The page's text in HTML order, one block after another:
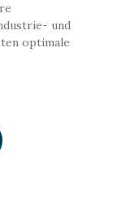
und
optimale